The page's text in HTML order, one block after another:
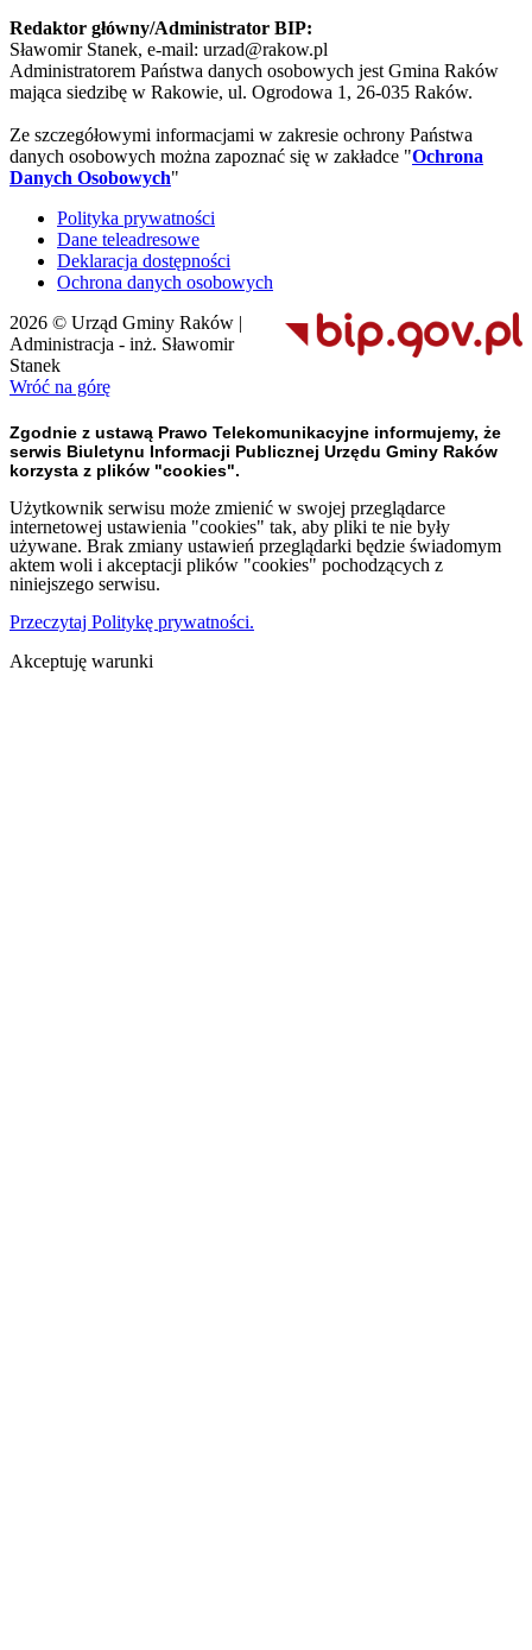
Redaktor główny/Administrator BIP:
Sławomir Stanek, e-mail: urzad@rakow.pl
Administratorem Państwa danych osobowych jest Gmina Raków
mająca siedzibę w Rakowie, ul. Ogrodowa 1, 26-035 Raków.
Ze szczegółowymi informacjami w zakresie ochrony Państwa
danych osobowych można zapoznać się w zakładce "Ochrona
Danych Osobowych"
Polityka prywatności
Dane teleadresowe
Deklaracja dostępności
Ochrona danych osobowych
2026 © Urząd Gminy Raków |
Administracja - inż. Sławomir
Stanek
Wróć na górę
Zgodnie z ustawą Prawo Telekomunikacyjne informujemy, że
serwis Biuletynu Informacji Publicznej Urzędu Gminy Raków
korzysta z plików "cookies".
Użytkownik serwisu może zmienić w swojej przeglądarce
internetowej ustawienia "cookies" tak, aby pliki te nie były
używane. Brak zmiany ustawień przeglądarki będzie świadomym
aktem woli i akceptacji plików "cookies" pochodzących z
niniejszego serwisu.
Przeczytaj Politykę prywatności.
Akceptuję warunki